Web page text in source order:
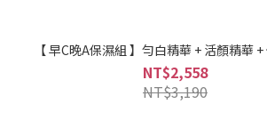
【 早C晚A保濕組 】勻白精華 + 活顏精華
NT$2,558
NT$3,190